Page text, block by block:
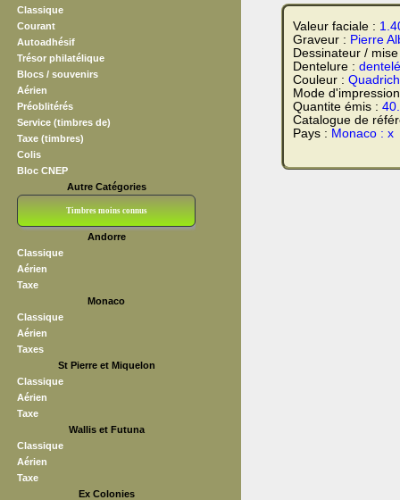
Classique
Courant
Autoadhésif
Trésor philatélique
Blocs / souvenirs
Aérien
Préoblitérés
Service (timbres de)
Taxe (timbres)
Colis
Bloc CNEP
Autre Catégories
Timbres moins connus
Andorre
Classique
Aérien
Taxe
Monaco
Classique
Aérien
Taxes
St Pierre et Miquelon
Classique
Aérien
Taxe
Wallis et Futuna
Classique
Aérien
Taxe
Ex Colonies
Valeur faciale :
Graveur : Pierre
Dessinateur /
Dentelure : dentelé
Couleur :
Mode
Quantite émis :
Catalogue de
Pays : Monaco : x